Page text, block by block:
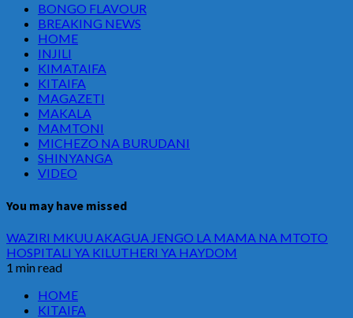
BONGO FLAVOUR
BREAKING NEWS
HOME
INJILI
KIMATAIFA
KITAIFA
MAGAZETI
MAKALA
MAMTONI
MICHEZO NA BURUDANI
SHINYANGA
VIDEO
You may have missed
WAZIRI MKUU AKAGUA JENGO LA MAMA NA MTOTO
HOSPITALI YA KILUTHERI YA HAYDOM
1 min read
HOME
KITAIFA